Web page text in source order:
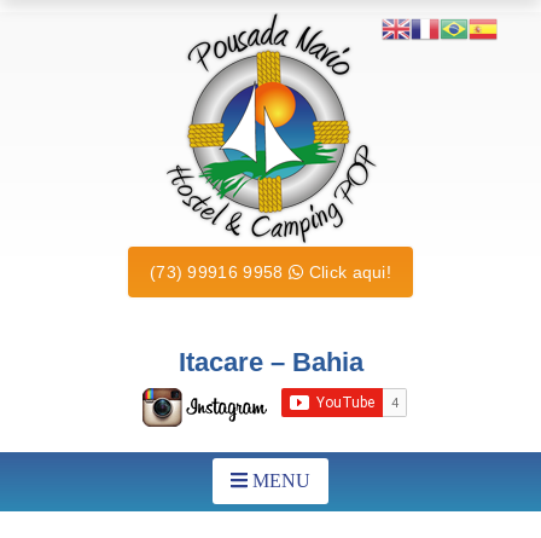
Itacare – Bahia
(73) 99916 9958 Click aqui!
MENU